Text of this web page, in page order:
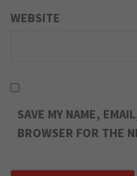
WEBSITE
SAVE MY NAME,
BROWSER FOR THE